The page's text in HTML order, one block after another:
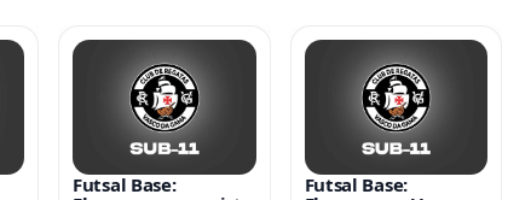
Futsal Base:
Futsal Base: